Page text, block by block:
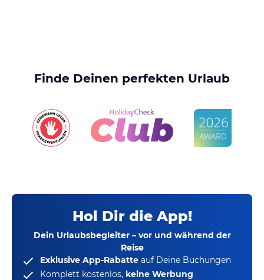
Finde Deinen perfekten Urlaub
Hol Dir die App!
Dein Urlaubsbegleiter – vor und während der
Reise
Exklusive App-Rabatte auf Deine Buchungen
Komplett kostenlos, keine Werbung